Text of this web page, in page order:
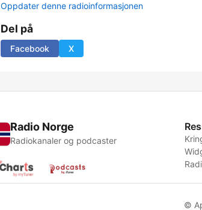
Oppdater denne radioinformasjonen
Del på
Facebook X
Radio Norge
Radiokanaler og podcaster
©